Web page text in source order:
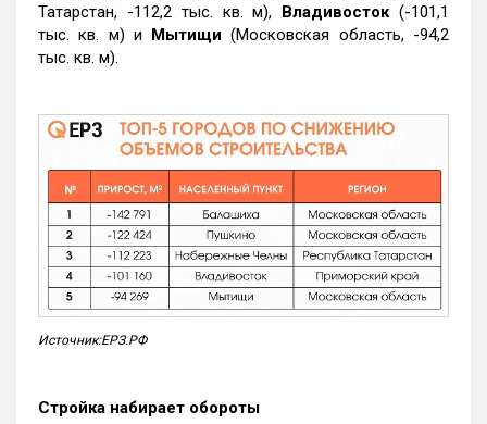
Татарстан, -112,2 тыс. кв. м), Владивосток(-101,1
тыс. кв. м) и Мытищи (Московская область, -94,2
тыс. кв. м).
Источник:ЕРЗ.РФ
Стройка набирает обороты